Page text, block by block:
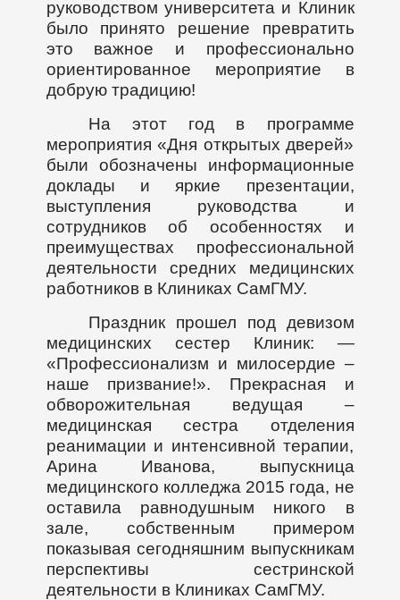
руководством университета и Клиник
было принято решение превратить
это важное и профессионально
ориентированное мероприятие в
добрую традицию!
На этот год в программе
мероприятия «Дня открытых дверей»
были обозначены информационные
доклады и яркие презентации,
выступления руководства и
сотрудников об особенностях и
преимуществах профессиональной
деятельности средних медицинских
работников в Клиниках СамГМУ.
Праздник прошел под девизом
медицинских сестер Клиник: —
«Профессионализм и милосердие –
наше призвание!». Прекрасная и
обворожительная ведущая –
медицинская сестра отделения
реанимации и интенсивной терапии,
Арина Иванова, выпускница
медицинского колледжа 2015 года, не
оставила равнодушным никого в
зале, собственным примером
показывая сегодняшним выпускникам
перспективы сестринской
деятельности в Клиниках СамГМУ.